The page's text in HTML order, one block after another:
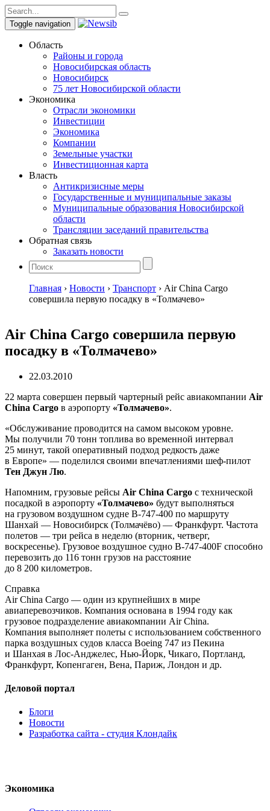
Toggle navigation
Область
Районы и города
Новосибирская область
Новосибирск
75 лет Новосибирской области
Экономика
Отрасли экономики
Инвестиции
Экономика
Компании
Земельные участки
Инвестиционная карта
Власть
Антикризисные меры
Государственные и муниципальные заказы
Муниципальные образования Новосибирской
области
Трансляции заседаний правительства
Обратная связь
Заказать новости
Главная › Новости › Транспорт › Air China Cargo
совершила первую посадку в «Толмачево»
Air China Cargo совершила первую
посадку в «Толмачево»
22.03.2010
22 марта совершен первый чартерный рейс авиакомпании Air
China Cargo в аэропорту «Толмачево».
«Обслуживание проводится на самом высоком уровне.
Мы получили 70 тонн топлива во временной интервал
25 минут, такой оперативный подход редкость даже
в Европе» — поделился своими впечатлениями шеф-пилот
Тен Джун Лю.
Напомним, грузовые рейсы Air China Cargo с технической
посадкой в аэропорту «Толмачево» будут выполняться
на грузовом воздушном судне B-747-400 по маршруту
Шанхай — Новосибирск (Толмачёво) — Франкфурт. Частота
полетов — три рейса в неделю (вторник, четверг,
воскресенье). Грузовое воздушное судно B-747-400F способно
перевозить до 116 тонн грузов на расстояние
до 8 200 километров.
Справка
Air China Cargo — один из крупнейших в мире
авиаперевозчиков. Компания основана в 1994 году как
грузовое подразделение авиакомпании Air China.
Компания выполняет полеты с использованием собственного
парка воздушных судов класса Boeing 747 из Пекина
и Шанхая в Лос-Анджелес, Нью-Йорк, Чикаго, Портланд,
Франкфурт, Копенгаген, Вена, Париж, Лондон и др.
Деловой портал
Блоги
Новости
Разработка сайта - студия Клондайк
Экономика